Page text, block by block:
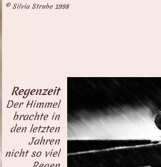
© Silvia Strube 1998
Regenzeit
Der Himmel
brachte in
den letzten
Jahren
nicht so viel